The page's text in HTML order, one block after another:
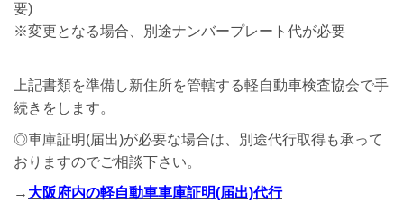
要)
※変更となる場合、別途ナンバープレート代が必要
上記書類を準備し新住所を管轄する軽自動車検査協会で手
続きをします。
◎車庫証明(届出)が必要な場合は、別途代行取得も承って
おりますのでご相談下さい。
→ 大阪府内の軽自動車車庫証明(届出)代行